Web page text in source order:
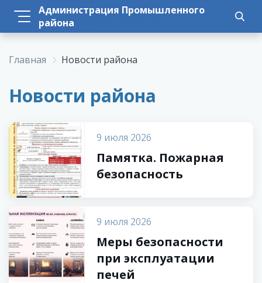
Администрация Промышленного
района
Главная Новости района
Новости района
9 июля 2026
Памятка. Пожарная
безопасность
9 июля 2026
Меры безопасности
при эксплуатации
печей